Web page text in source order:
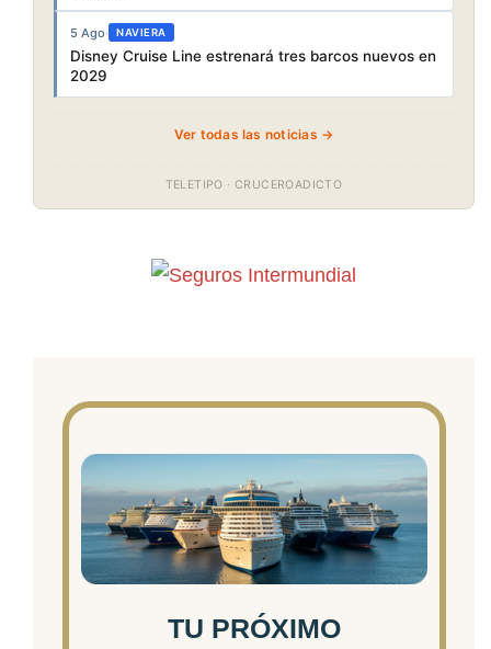
5 Ago· NAVIERA
Disney Cruise Line estrenará tres barcos nuevos en
2029
Ver todas las noticias →
TELETIPO · CRUCEROADICTO